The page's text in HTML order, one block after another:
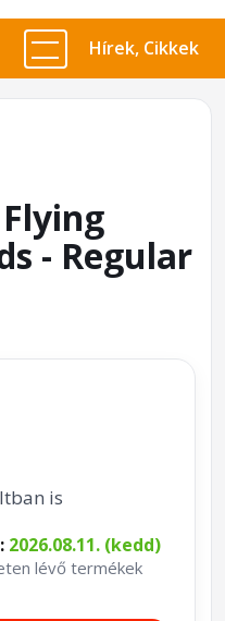
Hírek, Cikkek
- Regular
is
2026.08.11. (kedd)
lévő termékek